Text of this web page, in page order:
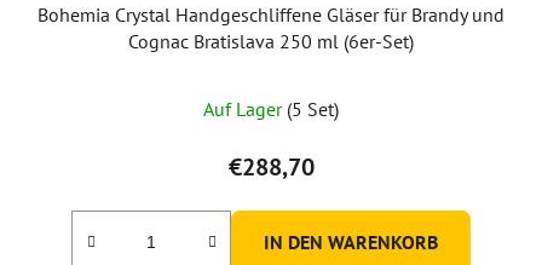
Bohemia Crystal Handgeschliffene Gläser für Brandy und
Cognac Bratislava 250 ml (6er-Set)
Auf Lager (5 Set)
€288,70
IN DEN WARENKORB